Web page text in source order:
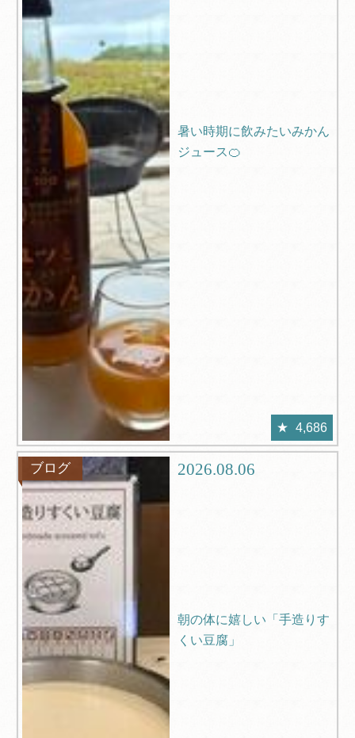
暑い時期に飲みたいみかん
ジュース🍊
4,686
ブログ 2026.08.06
朝の体に嬉しい「手造りす
くい豆腐」